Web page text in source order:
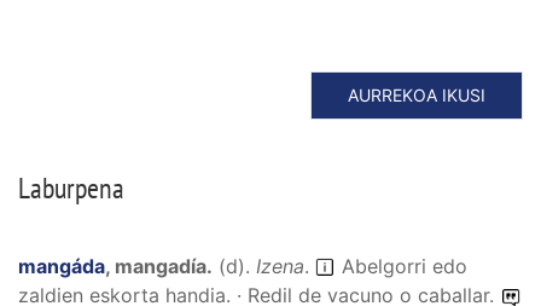
AURREKOA IKUSI
Laburpena
mangáda, mangadía. (d). Izena.
Abelgorri edo
zaldien eskorta handia. · Redil de vacuno o caballar.